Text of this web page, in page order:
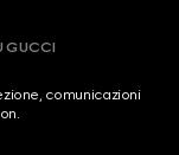
GUCCI
comunicazioni